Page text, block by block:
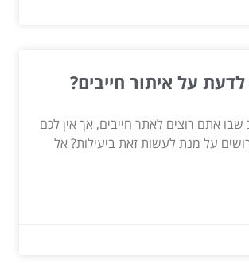
על איתור חייבים?
אתם רוצים לאתר חייבים, אך אין לכם
על מנת לעשות זאת ביעילות? אל